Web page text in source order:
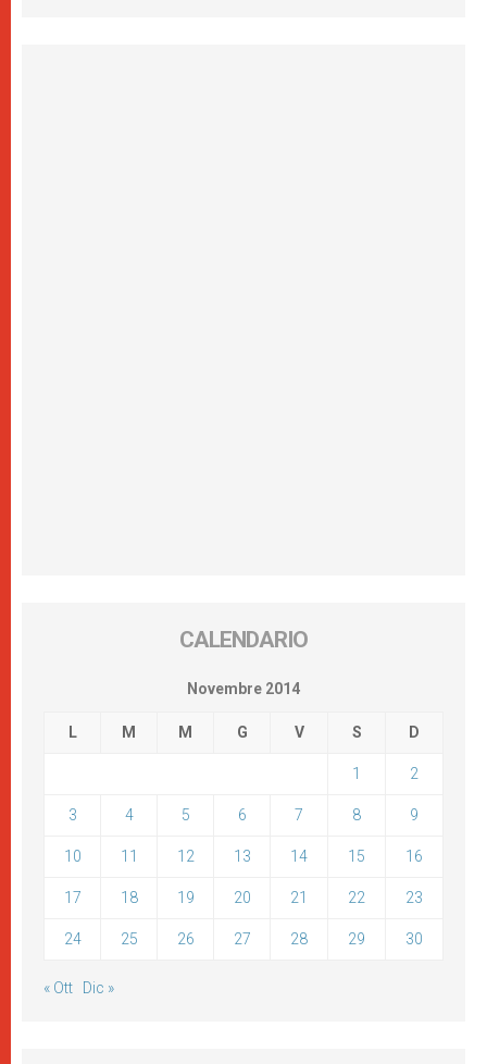
CALENDARIO
Novembre 2014
L M M G V S D
1 2
3 4 5 6 7 8 9
10 11 12 13 14 15 16
17 18 19 20 21 22 23
24 25 26 27 28 29 30
« Ott Dic »